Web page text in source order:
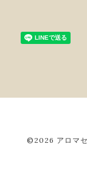
©2026 アロマ